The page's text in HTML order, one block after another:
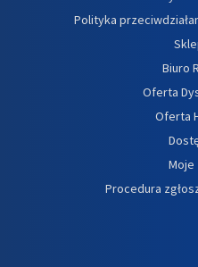
Polityka
Biuro
Oferta
Oferta
Procedura